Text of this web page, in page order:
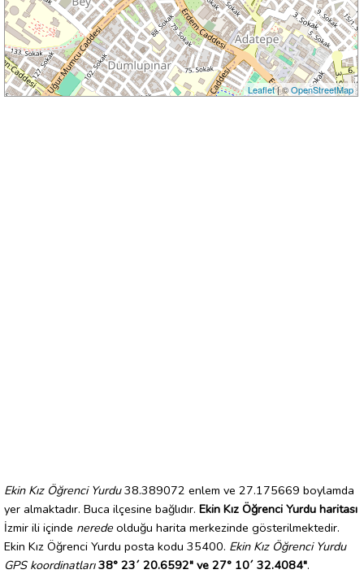
Leaflet| ©OpenStreetMap
Ekin Kız Öğrenci Yurdu38.389072 enlem ve 27.175669 boylamda
yer almaktadır. Buca ilçesine bağlıdır. Ekin Kız Öğrenci Yurdu haritası
İzmir ili içinde nerede olduğu harita merkezinde gösterilmektedir.
Ekin Kız Öğrenci Yurdu posta kodu 35400. Ekin Kız Öğrenci Yurdu
GPS koordinatları 38° 23´ 20.6592" ve 27° 10´ 32.4084".